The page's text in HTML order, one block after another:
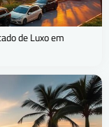
de Luxo em